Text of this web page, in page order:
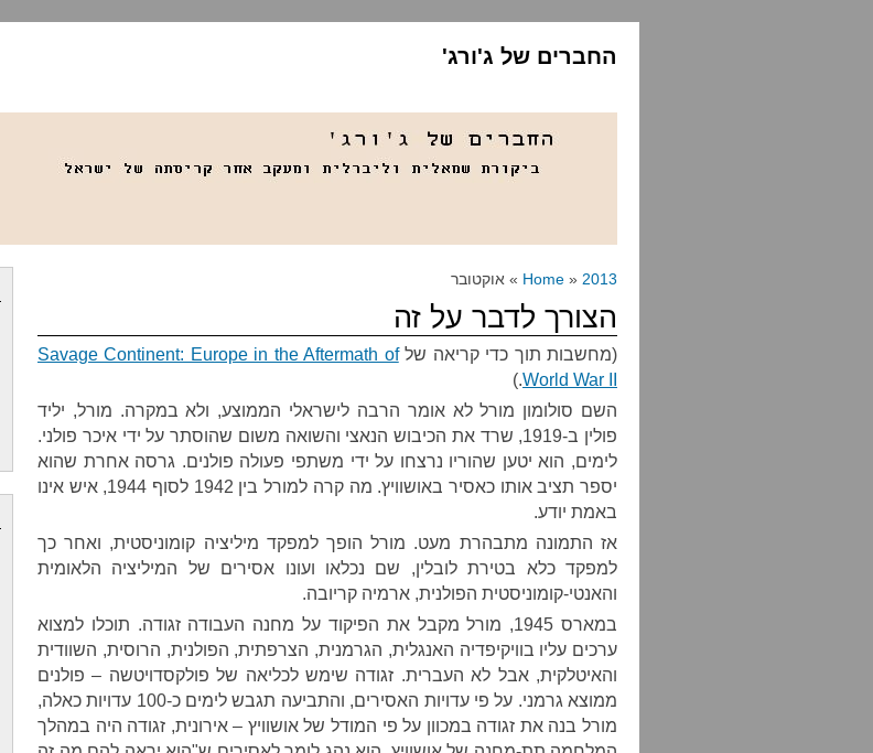
החברים של ג'ורג'
Home » 2013 » אוקטובר
הצורך לדבר על זה
(מחשבות תוך כדי קריאה שלSavage Continent: Europe in the Aftermath of
World War II
.)
השם סולומון מורל לא אומר הרבה לישראלי הממוצע, ולא במקרה. מורל, יליד
פולין ב-1919, שרד את הכיבוש הנאצי והשואה משום שהוסתר על ידי איכר פולני.
לימים, הוא יטען שהוריו נרצחו על ידי משתפי פעולה פולנים. גרסה אחרת שהוא
יספר תציב אותו כאסיר באושוויץ. מה קרה למורל בין 1942 לסוף 1944, איש אינו
באמת יודע.
אז התמונה מתבהרת מעט. מורל הופך למפקד מיליציה קומוניסטית, ואחר כך
למפקד כלא בטירת לובלין, שם נכלאו ועונו אסירים של המיליציה הלאומית
והאנטי-קומוניסטית הפולנית, ארמיה קריובה.
במארס 1945, מורל מקבל את הפיקוד על מחנה העבודה זגודה. תוכלו למצוא
ערכים עליו בוויקיפדיה האנגלית, הגרמנית, הצרפתית, הפולנית, הרוסית, השוודית
והאיטלקית, אבל לא העברית. זגודה שימש לכליאה של פולקסדויטשה – פולנים
ממוצא גרמני. על פי עדויות האסירים, והתביעה תגבש לימים כ-100 עדויות כאלה,
מורל בנה את זגודה במכוון על פי המודל של אושוויץ – אירונית, זגודה היה במהלך